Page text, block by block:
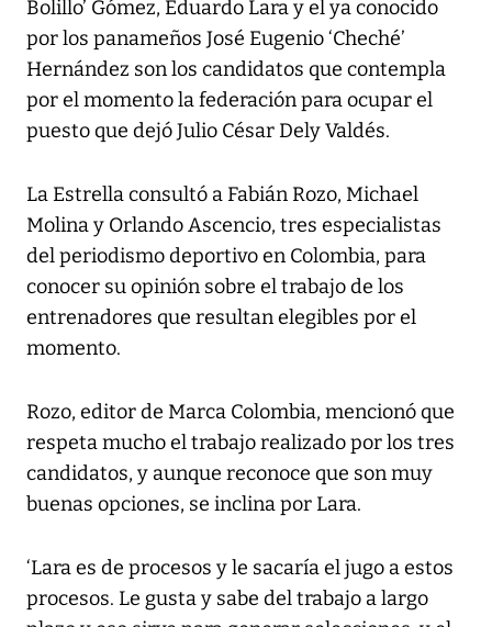
Bolillo’ Gómez, Eduardo Lara y el ya conocido
por los panameños José Eugenio ‘Cheché’
Hernández son los candidatos que contempla
por el momento la federación para ocupar el
puesto que dejó Julio César Dely Valdés.
La Estrella consultó a Fabián Rozo, Michael
Molina y Orlando Ascencio, tres especialistas
del periodismo deportivo en Colombia, para
conocer su opinión sobre el trabajo de los
entrenadores que resultan elegibles por el
momento.
Rozo, editor de Marca Colombia, mencionó que
respeta mucho el trabajo realizado por los tres
candidatos, y aunque reconoce que son muy
buenas opciones, se inclina por Lara.
‘Lara es de procesos y le sacaría el jugo a estos
procesos. Le gusta y sabe del trabajo a largo